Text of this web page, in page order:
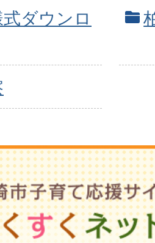
ダウンロ